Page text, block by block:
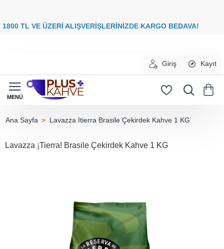
00 TL VE ÜZERİ ALIŞVERİŞLERİNİZDE KARGO
Giriş Kayıt
Lavazza Itierra Brasile Çekirdek Kahve 1 KG
Lavazza ¡Tierra! Brasile Çekirdek Kahve 1 KG